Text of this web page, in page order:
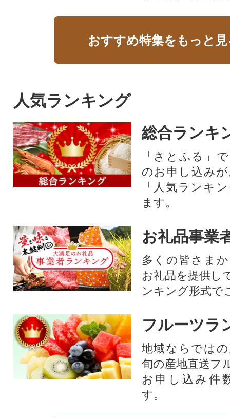
おすすめ特集をもっと
人気ランキング
総合ランキ
「さとふる」
のお申し込み
「人気ランキ
ます。
お礼品事業
多くの皆さま
お礼品を提供し
ンキング形式で
フルーツラ
地域ならでは
旬の産地直送フ
お申し込み件
す。